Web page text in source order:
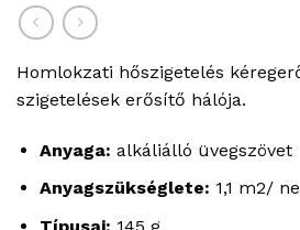
Homlokzati hőszigetelés
szigetelések erősítő hálója.
Anyaga: alkáliálló üvegszövet
Anyagszükséglete: 1,1 m2/